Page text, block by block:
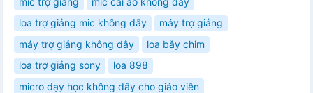
loa trợ giảng mic không dây
máy trợ giảng
máy trợ giảng không dây
loa bẫy chim
loa trợ giảng sony
loa 898
micro dạy học không dây cho giáo viên